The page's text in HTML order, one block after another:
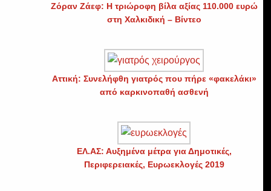
Ζόραν Ζάεφ: Η τριώροφη βίλα αξίας 110.000 ευρώ
στη Χαλκιδική – Βίντεο
Αττική: Συνελήφθη γιατρός που πήρε «φακελάκι»
από καρκινοπαθή ασθενή
ΕΛ.ΑΣ: Αυξημένα μέτρα για Δημοτικές,
Περιφερειακές, Ευρωεκλογές 2019